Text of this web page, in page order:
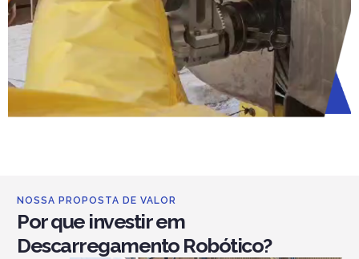
NOSSA PROPOSTA DE VALOR
Por que investir em
Descarregamento Robótico?